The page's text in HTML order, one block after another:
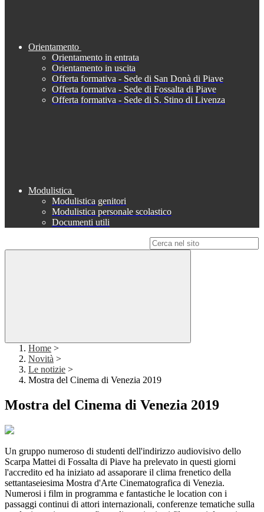
Orientamento
Orientamento in entrata
Orientamento in uscita
Offerta formativa - Sede di San Donà di Piave
Offerta formativa - Sede di Fossalta di Piave
Offerta formativa - Sede di S. Stino di Livenza
Modulistica
Modulistica genitori
Modulistica personale scolastico
Documenti utili
Home >
Novità >
Le notizie >
Mostra del Cinema di Venezia 2019
Mostra del Cinema di Venezia 2019
Un gruppo numeroso di studenti dell'indirizzo audiovisivo dello
Scarpa Mattei di Fossalta di Piave ha prelevato in questi giorni
l'accredito ed ha iniziato ad assaporare il clima frenetico della
settantaseiesima Mostra d'Arte Cinematografica di Venezia.
Numerosi i film in programma e fantastiche le location con i
passaggi continui di attori internazionali, conferenze tematiche sulla